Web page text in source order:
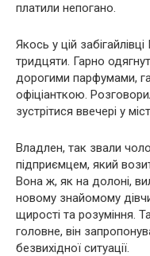
платили непогано.
Якось у цій
тридцяти. Гарно
дорогими парфумами,
офіціанткою.
зустрітися ввечері у
Владлен, так звали
підприємцем, який
Вона ж, як на долоні,
новому знайомому
щирості та розуміння.
головне, він
безвихідної ситуації.